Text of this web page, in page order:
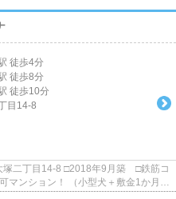
徒歩4分
徒歩8分
徒歩10分
目14-8